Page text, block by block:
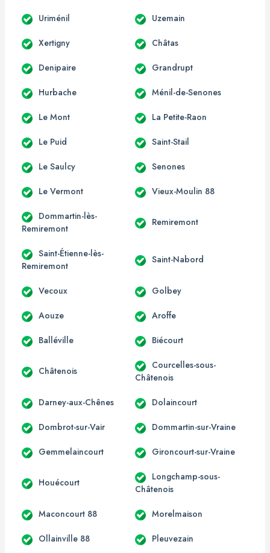
Uriménil Uzemain
Xertigny Châtas
Denipaire Grandrupt
Hurbache Ménil-de-Senones
Le Mont La Petite-Raon
Le Puid Saint-Stail
Le Saulcy Senones
Le Vermont Vieux-Moulin 88
Dommartin-lès-
Remiremont
Remiremont
Saint-Étienne-lès-
Remiremont
Saint-Nabord
Vecoux Golbey
Aouze Aroffe
Balléville Biécourt
Châtenois
Courcelles-sous-
Châtenois
Darney-aux-Chênes Dolaincourt
Dombrot-sur-Vair Dommartin-sur-Vraine
Gemmelaincourt Gironcourt-sur-Vraine
Houécourt
Longchamp-sous-
Châtenois
Maconcourt 88 Morelmaison
Ollainville 88 Pleuvezain